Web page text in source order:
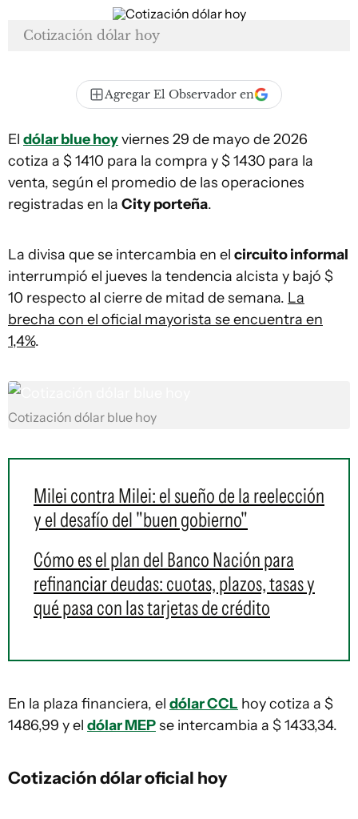
Cotización dólar hoy
Agregar El Observador en
El dólar blue hoyviernes 29 de mayo de 2026
cotiza a $ 1410 para la compra y $ 1430 para la
venta, según el promedio de las operaciones
registradas en la City porteña.
La divisa que se intercambia en el circuito informal
interrumpió el jueves la tendencia alcista y bajó $
10 respecto al cierre de mitad de semana. La
brecha con el oficial mayorista se encuentra en
1,4%.
Cotización dólar blue hoy
Milei contra Milei: el sueño de la reelección
y el desafío del "buen gobierno"
Cómo es el plan del Banco Nación para
refinanciar deudas: cuotas, plazos, tasas y
qué pasa con las tarjetas de crédito
En la plaza financiera, el dólar CCL hoy cotiza a $
1486,99 y el dólar MEPse intercambia a $ 1433,34.
Cotización dólar oficial hoy